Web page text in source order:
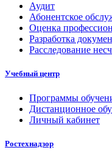
Аудит
Абонентское
Оценка
Разработка
Расследование
Учебный центр
Программы
Дистанционное
Личный кабинет
Ростехнадзор